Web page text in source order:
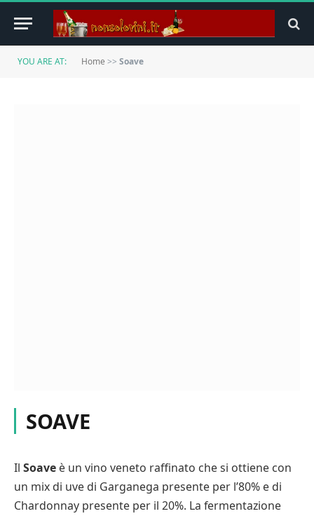
YOU ARE AT: Home >> Soave
SOAVE
Il Soave è un vino veneto raffinato che si ottiene con
un mix di uve di Garganega presente per l’80% e di
Chardonnay presente per il 20%. La fermentazione